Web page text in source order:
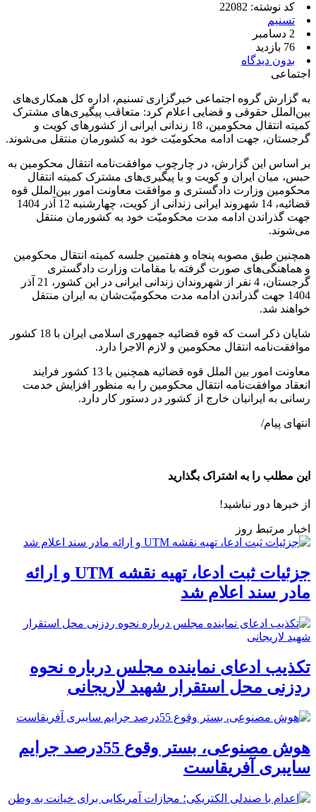
کد نوشته: 22082
تسنیم
2 دسامبر
76 بازدید
بدون دیدگاه
اجتماعی
به گزارش گروه اجتماعی خبرگزاری تسنیم، اداره کل همکاری‌های
بین‌الملل حقوقی و قضایی اعلام کرد: متعاقب پیگیری‌های مشترک
کمیته انتقال محکومین، 18 زندانی ایرانی از کشورهای کویت و
گرجستان، جهت ادامه محکومیّت خود به کشورمان منتقل می‌شوند.
بر اساس این گزارش، در چارچوب موافقت‌نامه انتقال محکومین به
حبس، میان ایران و کویت و با پیگیری‌های مشترک کمیته انتقال
محکومین وزارت دادگستری و موافقت معاونت امور بین‌الملل قوه
قضائیه، ‌14 شهروند ایرانی زندانی از کویت، چهارشنبه 12 آذر 1404
جهت گذراندن ادامه مدت محکومیّت‌ خود به کشورمان منتقل
می‌شوند.
همچنین طبق مصوبه پنجاه و هفتمین جلسه کمیته انتقال محکومین
و هماهنگی‌های صورت گرفته با مقامات وزارت دادگستری
گرجستان، 4 نفر از شهروندان زندانی ایرانی در این کشور، 21 آذر
1404 جهت گذراندن ادامه مدت محکومیّت‌شان به ایران منتقل
خواهند شد.
شایان ذکر است که قوه قضائیه جمهوری اسلامی ایران با 18 کشور
موافقت‌نامه انتقال محکومین و لازم الاجرا دارد.
معاونت امور بین الملل قوه قضائیه همچنین با 13 کشور فرایند
انعقاد موافقت‌نامه انتقال محکومین را به منظور افزایش خدمت
رسانی به ایرانیان خارج از کشور در دستور کار دارد.
انتهای پیام/
این مطلب را به اشتراک بگذارید
از خبرها دور نباشید!
اخبار مرتبط روز
جزئیات ثبت ادعا، تهیه نقشه UTM و ارائه
مادر سند اعلام شد
تکذیب ادعای نماینده مجلس درباره نحوه
ردزنی محل استقرار شهید لاریجانی
هوش مصنوعی، بستر وقوع 55درصد جرایم
سایبری آفریقاست